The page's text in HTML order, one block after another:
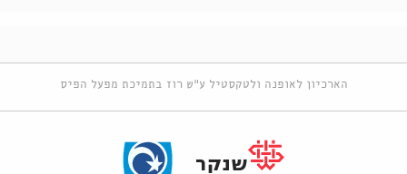
הארכיון לאופנה ולטקסטיל ע"ש רוז בתמיכת מפעל הפיס